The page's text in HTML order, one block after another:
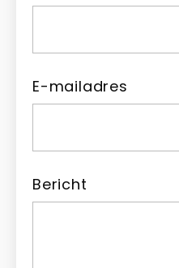
E-mailadres
Bericht